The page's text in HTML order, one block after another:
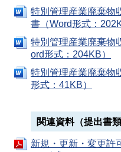
特別管理産業廃棄物
書（Word形式：
特別管理産業廃棄物
ord形式：204KB）
特別管理産業廃棄物
形式：41KB）
関連資料（提出書類
新規・更新・変更許